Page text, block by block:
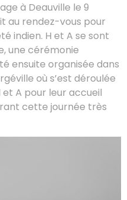
à Deauville le 9
au rendez-vous pour
indien. H et A se sont
une cérémonie
ensuite organisée dans
où s’est déroulée
A pour leur accueil
cette journée très